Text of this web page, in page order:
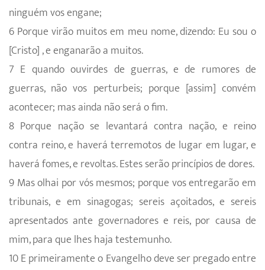
ninguém vos engane;
6 Porque virão muitos em meu nome, dizendo: Eu sou o
[Cristo] , e enganarão a muitos.
7 E quando ouvirdes de guerras, e de rumores de
guerras, não vos perturbeis; porque [assim] convém
acontecer; mas ainda não será o fim.
8 Porque nação se levantará contra nação, e reino
contra reino, e haverá terremotos de lugar em lugar, e
haverá fomes, e revoltas. Estes serão princípios de dores.
9 Mas olhai por vós mesmos; porque vos entregarão em
tribunais, e em sinagogas; sereis açoitados, e sereis
apresentados ante governadores e reis, por causa de
mim, para que lhes haja testemunho.
10 E primeiramente o Evangelho deve ser pregado entre